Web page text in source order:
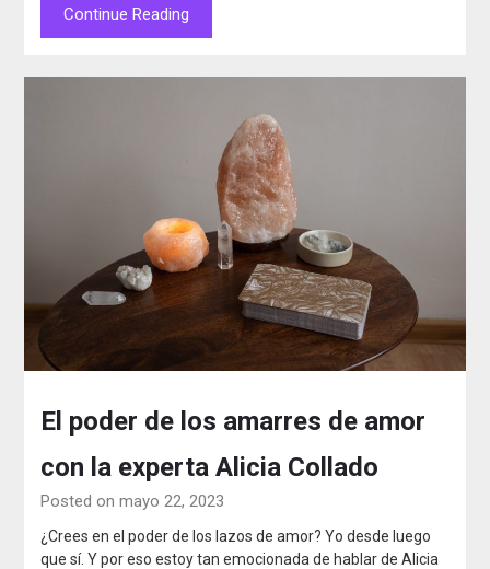
Continue Reading
El poder de los amarres de amor
con la experta Alicia Collado
Posted on mayo 22, 2023
¿Crees en el poder de los lazos de amor? Yo desde luego
que sí. Y por eso estoy tan emocionada de hablar de Alicia